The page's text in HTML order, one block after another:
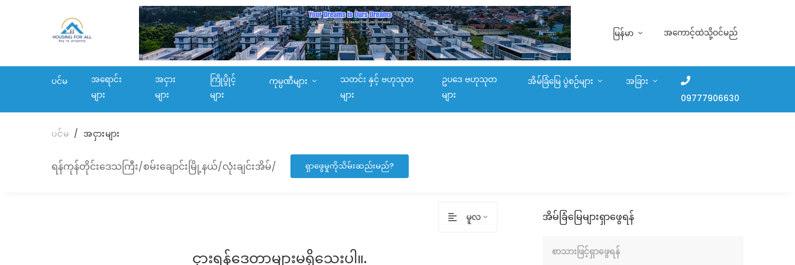
မြန်မာ အကောင့်ထဲသို့ဝင်မည်
ပင်မ
အရောင်း
များ
အငှား
များ
ကြိုပွိုင့်
များ
ကုမ္ပဏီများ
သတင်း နှင့် ဗဟုသုတ
များ
ဥပဒေ ဗဟုသုတ
များ
အိမ်ခြံမြေ ပွဲစဉ်များ
အခြား
09777906630
ပင်မ အငှားများ
ရန်ကုန်တိုင်းဒေသကြီး/စမ်းချောင်းမြို့နယ်/လုံးချင်းအိမ်/ ရှာဖွေမှုကိုသိမ်းဆည်းမည်?
မူလ
ငှားရန်ဒေတာများမရှိသေးပါ။.
အိမ်ခြံမြေများရှာဖွေရန်
စာသားဖြင့်ရှာဖွေရန်